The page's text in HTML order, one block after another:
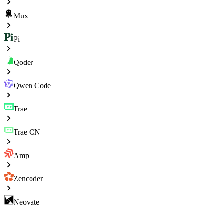
Mux
Pi
Qoder
Qwen Code
Trae
Trae CN
Amp
Zencoder
Neovate